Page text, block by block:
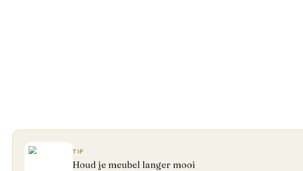
TIP
Houd je meubel langer mooi